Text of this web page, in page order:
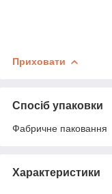
Приховати
Спосіб упаковки
Фабричне паковання
Характеристики